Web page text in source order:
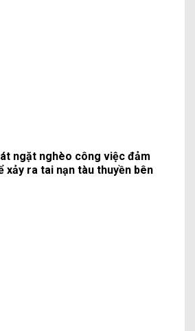
ngặt nghèo công việc đảm
xảy ra tai nạn tàu thuyền bên